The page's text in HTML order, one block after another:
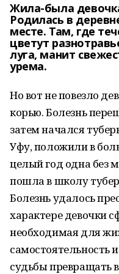
Жила-была
Родилась в
месте. Там, где
цветут
луга, манит
урема.
Но вот не повезло
корью. Болезнь
затем начался
Уфу, положили в
целый год одна без
пошла в школу
Болезнь удалось
характере девочки
необходимая для
самостоятельность
судьбы превращать